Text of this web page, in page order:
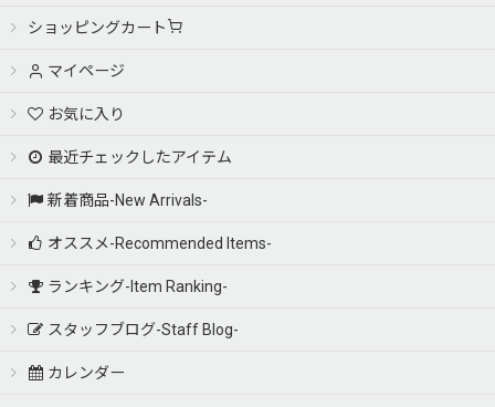
ショッピングカート
マイページ
お気に入り
最近チェックしたアイテム
新着商品-New Arrivals-
オススメ-Recommended Items-
ランキング-Item Ranking-
スタッフブログ-Staff Blog-
カレンダー